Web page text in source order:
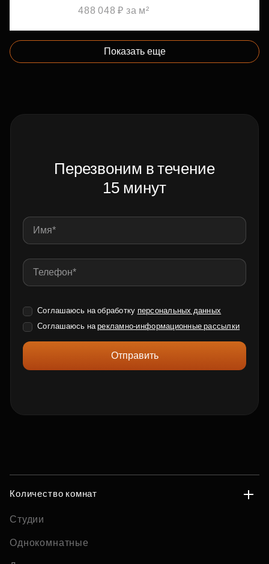
488 048 ₽ за м²
Показать еще
Перезвоним в течение
15 минут
Соглашаюсь на обработку персональных данных
Соглашаюсь нарекламно-информационные рассылки
Отправить
Количество комнат
Студии
Однокомнатные